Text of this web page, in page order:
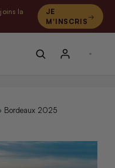
la
JE
M'INSCRIS
Bordeaux 2025